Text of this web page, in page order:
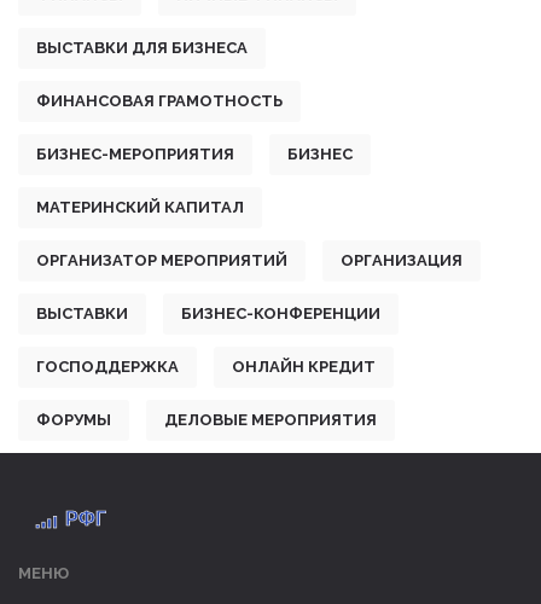
ВЫСТАВКИ ДЛЯ БИЗНЕСА
ФИНАНСОВАЯ ГРАМОТНОСТЬ
БИЗНЕС-МЕРОПРИЯТИЯ БИЗНЕС
МАТЕРИНСКИЙ КАПИТАЛ
ОРГАНИЗАТОР МЕРОПРИЯТИЙ ОРГАНИЗАЦИЯ
ВЫСТАВКИ БИЗНЕС-КОНФЕРЕНЦИИ
ГОСПОДДЕРЖКА ОНЛАЙН КРЕДИТ
ФОРУМЫ ДЕЛОВЫЕ МЕРОПРИЯТИЯ
МЕНЮ